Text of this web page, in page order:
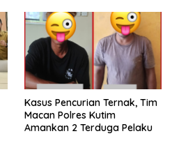
Kasus Pencurian Ternak, Tim
Macan Polres Kutim
Amankan 2 Terduga Pelaku